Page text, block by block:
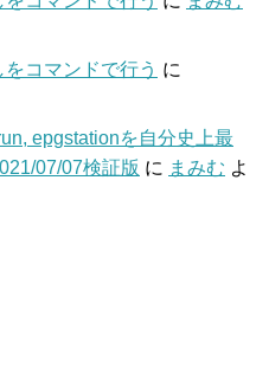
コマンドで行う に
epgstationを自分史上最
07/07検証版 に まみむ よ